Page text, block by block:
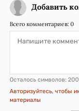
Добавить
Всего комментариев: 0
Осталось символов:
Авторизуйтесь, чтобы
материалы